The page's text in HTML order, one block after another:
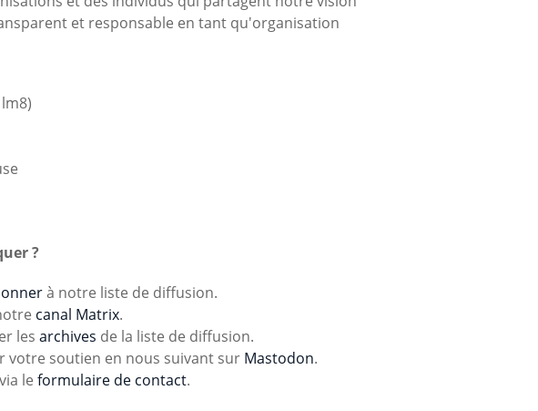
et responsable en tant qu'organisation
?
à notre liste de diffusion.
canal Matrix.
les archives de la liste de diffusion.
votre soutien en nous suivant sur Mastodon.
le formulaire de contact.